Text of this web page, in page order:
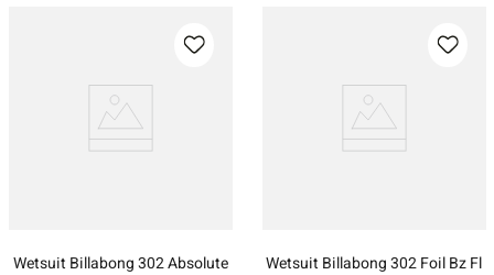
Wetsuit Billabong 302 Absolute
Wetsuit Billabong 302 Foil Bz Fl